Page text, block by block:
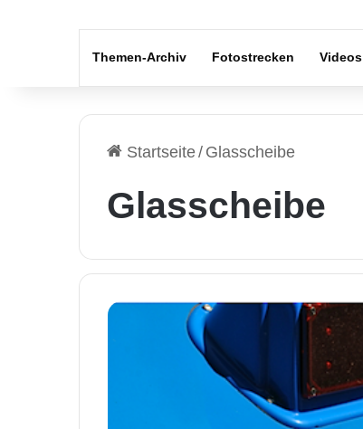
Themen-Archiv Fotostrecken Videos
Startseite/ Glasscheibe
Glasscheibe